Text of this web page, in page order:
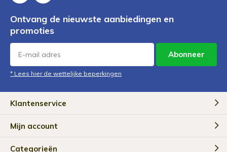
Ontvang de nieuwste aanbiedingen en
promoties
Abonneer
* Lees hier de wettelijke beperkingen
Klantenservice
Mijn account
Categorieën